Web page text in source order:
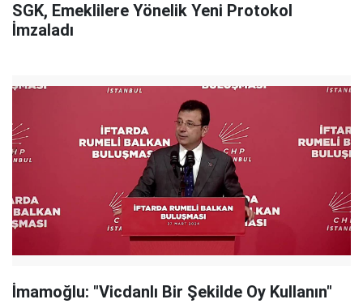
SGK, Emeklilere Yönelik Yeni Protokol
İmzaladı
İmamoğlu: "Vicdanlı Bir Şekilde Oy Kullanın"